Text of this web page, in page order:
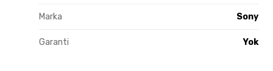
Marka Sony
Garanti Yok